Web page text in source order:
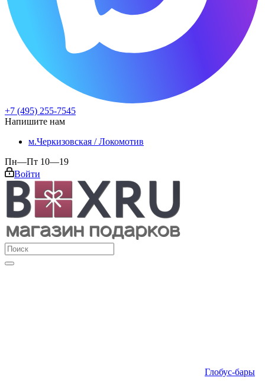
+7 (495) 255-7545
Напишите нам
м.Черкизовская / Локомотив
Пн—Пт 10—19
Войти
Глобус-бары